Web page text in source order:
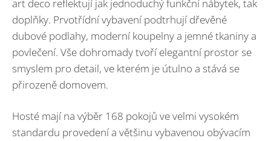
art deco reflektují jak jednoduchý funkční nábytek, tak
doplňky. Prvotřídní vybavení podtrhují dřevěné
dubové podlahy, moderní koupelny a jemné tkaniny a
povlečení. Vše dohromady tvoří elegantní prostor se
smyslem pro detail, ve kterém je útulno a stává se
přirozeně domovem.
Hosté mají na výběr 168 pokojů ve velmi vysokém
standardu provedení a většinu vybavenou obývacím